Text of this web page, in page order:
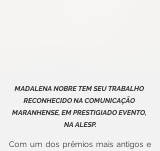
MADALENA NOBRE TEM SEU TRABALHO
RECONHECIDO NA COMUNICAÇÃO
MARANHENSE, EM PRESTIGIADO EVENTO,
NA ALESP.
Com um dos prêmios mais antigos e